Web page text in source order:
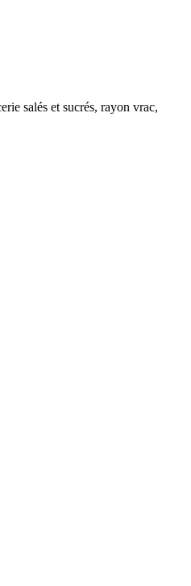
salés et sucrés, rayon vrac,